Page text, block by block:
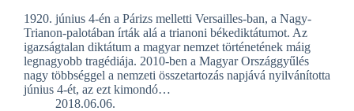
1920. június 4-én a Párizs melletti Versailles-ban, a Nagy-
Trianon-palotában írták alá a trianoni békediktátumot. Az
igazságtalan diktátum a magyar nemzet történetének máig
legnagyobb tragédiája. 2010-ben a Magyar Országgyűlés
nagy többséggel a nemzeti összetartozás napjává nyilvánította
június 4-ét, az ezt kimondó…
2018.06.06.